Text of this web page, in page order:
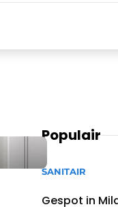
Populair
SANITAIR
Gespot in